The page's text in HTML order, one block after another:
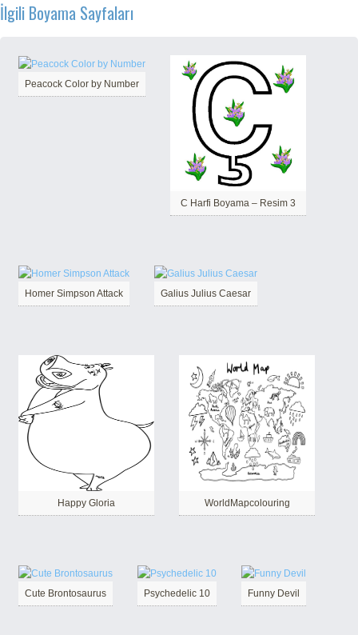
İlgili Boyama Sayfaları
Peacock Color by Number
C Harfi Boyama – Resim 3
Homer Simpson Attack Galius Julius Caesar
Happy Gloria WorldMapcolouring
Cute Brontosaurus Psychedelic 10 Funny Devil